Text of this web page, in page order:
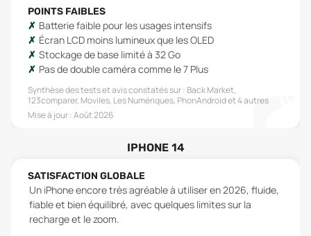
POINTS FAIBLES
Batterie faible pour les usages intensifs
Écran LCD moins lumineux que les OLED
Stockage de base limité à 32 Go
Pas de double caméra comme le 7 Plus
Synthèse des tests et avis constatés sur : Back Market,
123comparer, Moviles, Les Numériques, PhonAndroidet 4 autres
Mise à jour :Août 2026
IPHONE 14
SATISFACTION GLOBALE
Un iPhone encore très agréable à utiliser en 2026, fluide,
fiable et bien équilibré, avec quelques limites sur la
recharge et le zoom.